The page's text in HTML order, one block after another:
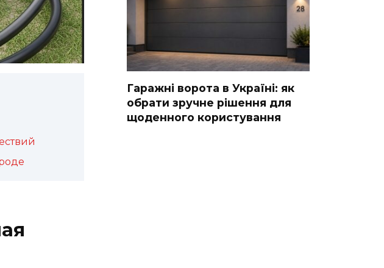
Гаражні ворота в Україні: як
обрати зручне рішення для
щоденного користування